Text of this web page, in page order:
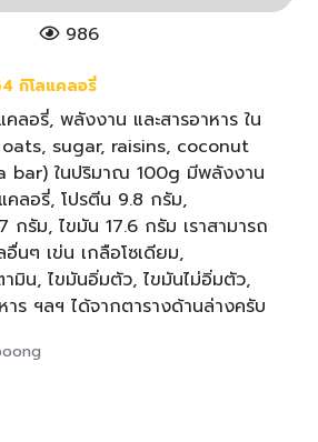
986
กิโลแคลอรี่
ลอรี่, พลังงาน และสารอาหาร ใน
sugar, raisins, coconut
bar) ในปริมาณ 100g มีพลังงาน
ลอรี่, โปรตีน 9.8 กรัม,
กรัม, ไขมัน 17.6 กรัม เราสามารถ
นๆ เข่น เกลือโซเดียม,
มิน, ไขมันอิ่มตัว, ไขมันไม่อิ่มตัว,
ร ฯลฯ ได้จากตารางด้านล่างครับ